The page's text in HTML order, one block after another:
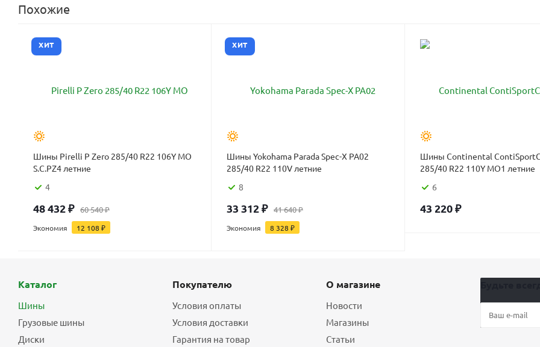
Похожие
ХИТ
Шины Pirelli P Zero 285/40 R22 106Y MO
S.C.PZ4 летние
4
48 432₽ 60 540₽
Экономия 12 108 ₽
ХИТ
Шины Yokohama Parada Spec-X PA02
285/40 R22 110V летние
8
33 312₽ 41 640₽
Экономия 8 328 ₽
Шины Continental
285/40 R22 110Y MO1 летние
6
43 220₽
Каталог
Шины
Грузовые шины
Диски
Покупателю
Условия оплаты
Условия доставки
Гарантия на товар
О магазине
Новости
Магазины
Статьи